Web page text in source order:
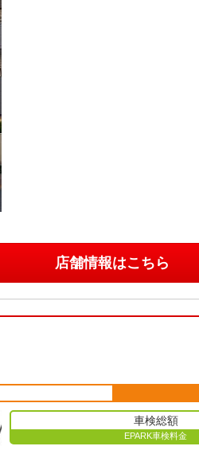
店舗情報はこちら
車検総額
EPARK車検料金